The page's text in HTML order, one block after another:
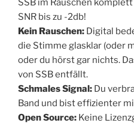
SSB im Rauschen
SNR bis zu -2db!
Kein Rauschen: Digital
die Stimme glasklar (oder
oder du hörst gar nichts.
von SSB entfällt.
Schmales Signal: Du
Band und bist effizienter
Open Source: Keine